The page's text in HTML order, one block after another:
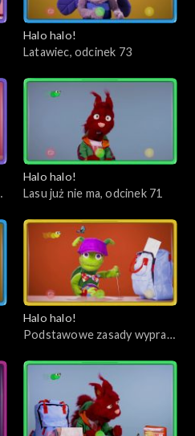
Halo halo!
Latawiec, odcinek 73
Halo halo!
Lasu już nie ma, odcinek 71
Halo halo!
Podstawowe zasady wypraw